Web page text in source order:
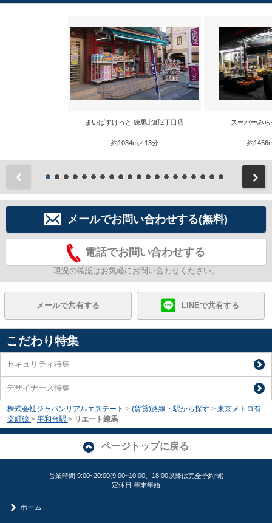
まいばすけっと 練馬北町2丁目店
約1034m／13分
スーパーみ
約
メールでお問い合わせする(無料)
電話でお問い合わせする
現況の確認はお気軽にお問い合わせください。
メールで共有する LINEで共有する
こだわり特集
セキュリティ特集
デザイナーズ特集
株式会社ジャパンリアルエステート > (賃貸)路線・駅から探す > 東京メトロ有
楽町線 > 平和台駅 > リエート練馬
ページトップに戻る
営業時間:9:00~20:00(9:00~10:00、18:00以降は完全予約制)
定休日:年末年始
ホーム